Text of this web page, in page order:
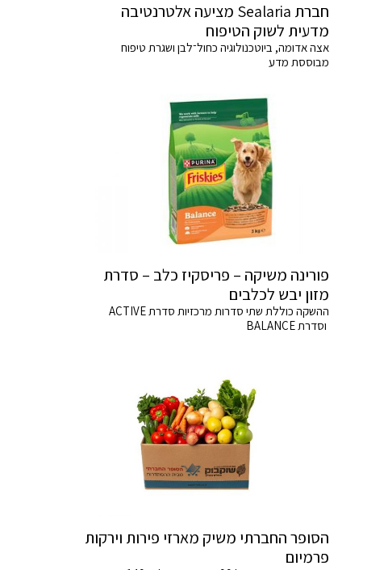
חברת Sealaria מציעה אלטרנטיבה
מדעית לשוק הטיפוח
אצה אדומה, ביוטכנולוגיה כחול־לבן ושגרת טיפוח
מבוססת מדע
פורינה משיקה – פריסקיז כלב – סדרת
מזון יבש לכלבים
ההשקה כוללת שתי סדרות מרכזיות סדרת ACTIVE
וסדרת BALANCE
הסופר החברתי משיק מארזי פירות וירקות
פרמיום